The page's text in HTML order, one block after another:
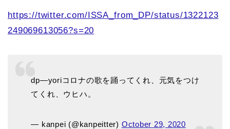
https://twitter.com/ISSA_from_DP/status/1322123
249069613056?s=20
dp―yoriコロナの歌を踊ってくれ、元気をつけ
てくれ、ウヒハ。
— kanpei (@kanpeitter) October 29, 2020